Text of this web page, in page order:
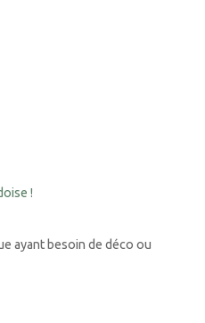
!
ayant besoin de déco ou